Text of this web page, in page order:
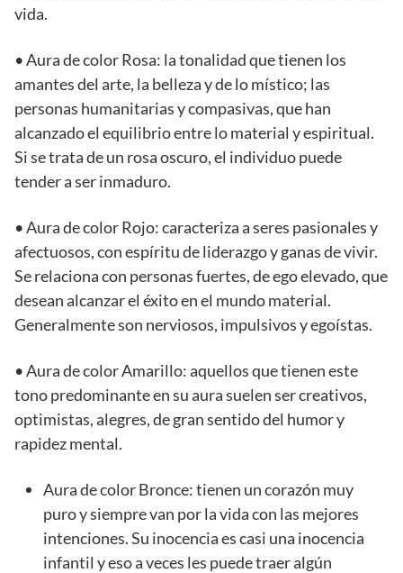
vida.
• Aura de color Rosa: la tonalidad que tienen los
amantes del arte, la belleza y de lo místico; las
personas humanitarias y compasivas, que han
alcanzado el equilibrio entre lo material y espiritual.
Si se trata de un rosa oscuro, el individuo puede
tender a ser inmaduro.
• Aura de color Rojo: caracteriza a seres pasionales y
afectuosos, con espíritu de liderazgo y ganas de vivir.
Se relaciona con personas fuertes, de ego elevado, que
desean alcanzar el éxito en el mundo material.
Generalmente son nerviosos, impulsivos y egoístas.
• Aura de color Amarillo: aquellos que tienen este
tono predominante en su aura suelen ser creativos,
optimistas, alegres, de gran sentido del humor y
rapidez mental.
Aura de color Bronce: tienen un corazón muy
puro y siempre van por la vida con las mejores
intenciones. Su inocencia es casi una inocencia
infantil y eso a veces les puede traer algún